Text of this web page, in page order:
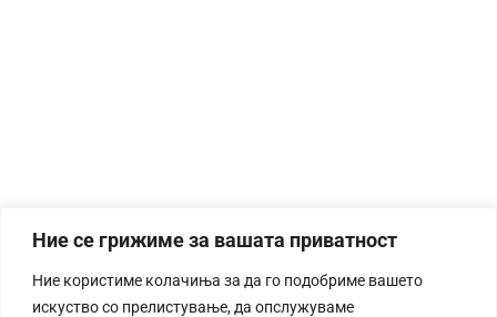
Ние се грижиме за вашата приватност
Ние користиме колачиња за да го подобриме вашето
искуство со прелистување, да опслужуваме